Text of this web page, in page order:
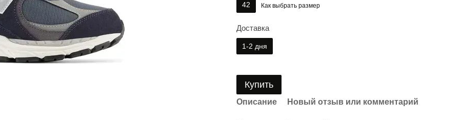
42 Как выбрать размер
Доставка
1-2 дня
Купить
Описание Новый отзыв или комментарий